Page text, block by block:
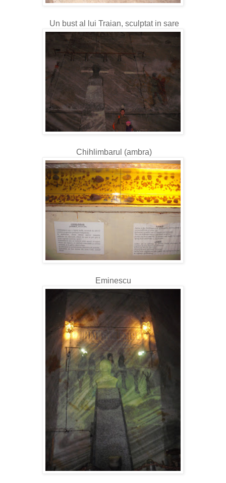
Un bust al lui Traian, sculptat in sare
Chihlimbarul (ambra)
Eminescu